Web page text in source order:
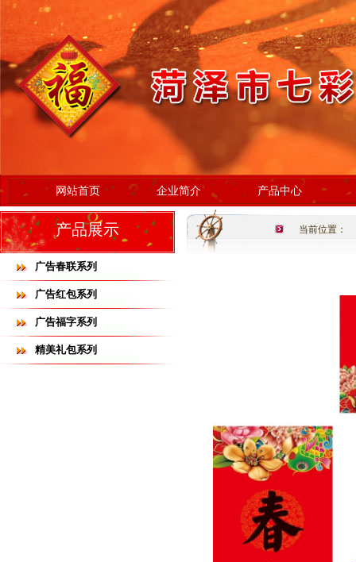
网站首页 企业简介 产品中心
产品展示
广告春联系列
广告红包系列
广告福字系列
精美礼包系列
当前位置：